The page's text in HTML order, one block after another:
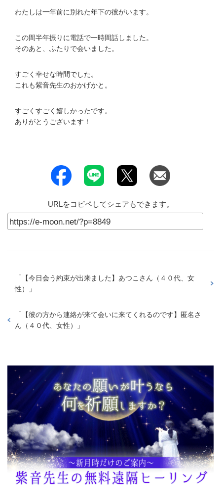
わたしは一年前に別れた年下の彼がいます。
この間半年振りに電話で一時間話しました。
そのあと、ふたりで会いました。
すごく幸せな時間でした。
これも紫音先生のおかげかと。
すごくすごく嬉しかったです。
ありがとうございます！
URLをコピペしてシェアもできます。
「
【今日会う約束が出来ました】あつこさん（４０代、女
性）
」
「
【彼の方から連絡が来て会いに来てくれるのです】匿名さ
ん（４０代、女性）
」